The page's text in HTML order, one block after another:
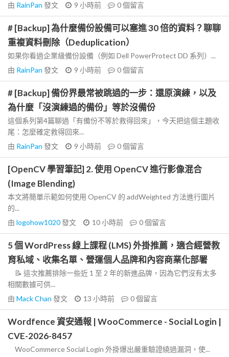
由 RainPan 發文 9 小時前 0個留言
# [Backup] 為什麼備份設備可以塞進 30 倍的資料？聊聊
重複資料刪除（Deduplication）
如果你看過企業級備份設備（例如 Dell PowerProtect DD 系列）...
由 RainPan 發文 9 小時前 0個留言
# [Backup] 備份界最常被跳過的一步：還原演練，以及
為什麼「沒演練過的備份」等於沒備份
這個系列第4篇聊過「有備份不等於救得回來」，今天把這個主題收
尾：怎麼確定救得回來...
由 RainPan 發文 9 小時前 0個留言
[OpenCV 學習筆記] 2. 使用 OpenCV 進行影像混合
(Image Blending)
本文將簡單示範如何使用 OpenCV 的 addWeighted 方法進行圖片
的...
由 logohow1020發文 10 小時前 0個留言
5 個 WordPress 線上課程 (LMS) 外掛推薦，適合經營教
育私域、收集名單、營運個人品牌和內容商業化部署
📝 這次推薦排除一些近 1 至 2 年的新進品牌，因為它們沒有太多
相關數據可供...
由 Mack Chan 發文 13 小時前 0個留言
Wordfence 資安通報 | WooCommerce - Social Login |
CVE-2026-8457
WooCommerce Social Login 外掛爆出嚴重驗證繞過漏洞，使...